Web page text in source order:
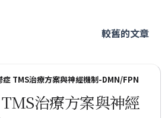
較舊的文章
症 TMS治療方案與神經機制-DMN/FPN
治療方案與神經